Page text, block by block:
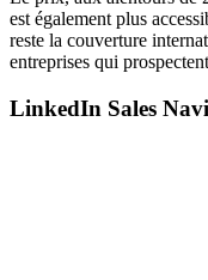
est également plus
reste la couverture
entreprises qui
LinkedIn Sales